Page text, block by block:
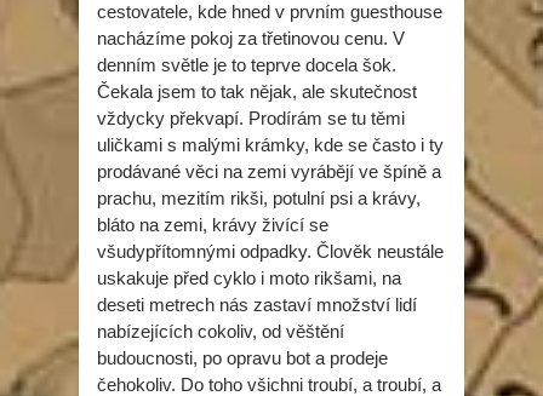
cestovatele, kde hned v prvním guesthouse
nacházíme pokoj za třetinovou cenu. V
denním světle je to teprve docela šok.
Čekala jsem to tak nějak, ale skutečnost
vždycky překvapí. Prodírám se tu těmi
uličkami s malými krámky, kde se často i ty
prodávané věci na zemi vyrábějí ve špíně a
prachu, mezitím rikši, potulní psi a krávy,
bláto na zemi, krávy živící se
všudypřítomnými odpadky. Člověk neustále
uskakuje před cyklo i moto rikšami, na
deseti metrech nás zastaví množství lidí
nabízejících cokoliv, od věštění
budoucnosti, po opravu bot a prodeje
čehokoliv. Do toho všichni troubí, a troubí, a